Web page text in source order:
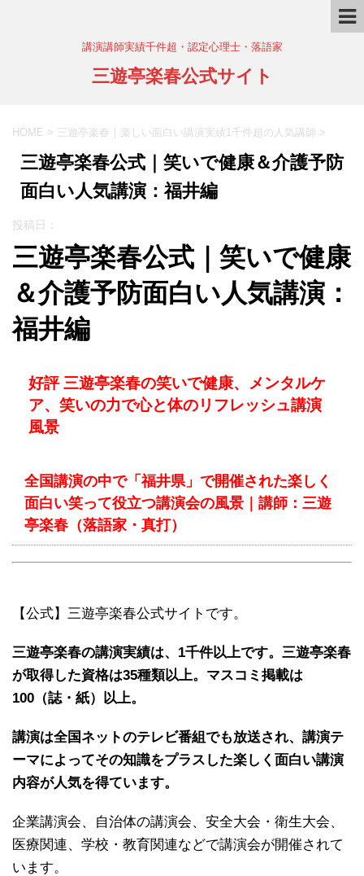
講演講師実績千件超・認定心理士・落語家
三遊亭楽春公式サイト
HOME > 三遊亭楽春｜楽しい面白い講演実績1千件超の人気講師 >
三遊亭楽春公式｜笑いで健康＆介護予防
面白い人気講演：福井編
投稿日：
三遊亭楽春公式｜笑いで健康
＆介護予防面白い人気講演：
福井編
好評 三遊亭楽春の笑いで健康、メンタルケ
ア、笑いの力で心と体のリフレッシュ講演
風景
全国講演の中で「福井県」で開催された楽しく
面白い笑って役立つ講演会の風景｜講師：三遊
亭楽春（落語家・真打）
【公式】三遊亭楽春公式サイトです。
三遊亭楽春の講演実績は、1千件以上です。三遊亭楽春
が取得した資格は35種類以上。マスコミ掲載は
100（誌・紙）以上。
講演は全国ネットのテレビ番組でも放送され、講演テ
ーマによってその知識をプラスした楽しく面白い講演
内容が人気を得ています。
企業講演会、自治体の講演会、安全大会・衛生大会、
医療関連、学校・教育関連などで講演会が開催されて
います。